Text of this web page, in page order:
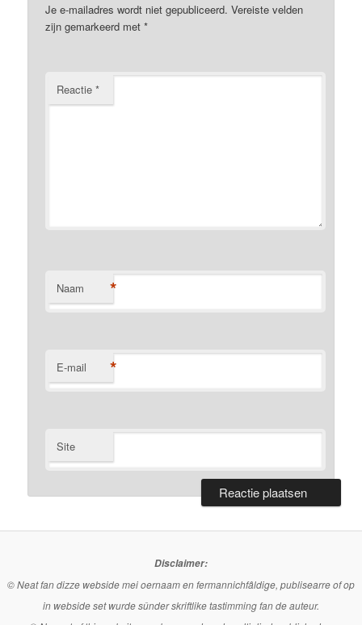
Je e-mailadres wordt niet gepubliceerd. Vereiste velden
zijn gemarkeerd met*
Reactie*
Naam *
E-mail *
Site
Disclaimer:
© Neat fan dizze webside mei oernaam en fermannichfâldige, publisearre of op
in webside set wurde sûnder skriftlike tastimming fan de auteur.